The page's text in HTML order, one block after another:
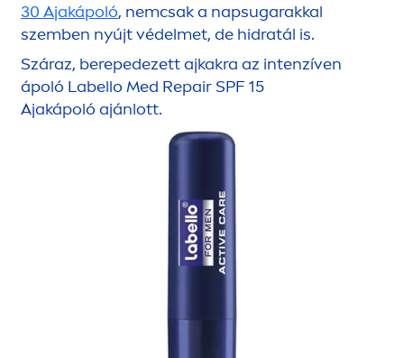
30 Ajakápoló, nemcsak a napsugarakkal
szemben nyújt védelmet, de hidratál is.
Száraz, berepedezett ajkakra az intenzíven
ápoló Labello Med RepairSPF 15
Ajakápoló ajánlott.